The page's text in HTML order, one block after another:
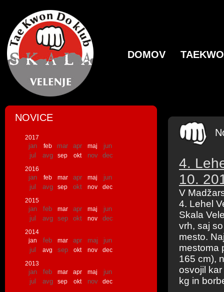
DOMOV
NOVICE
2017
jan feb mar apr maj
jun
jul
avg sep okt nov dec
2016
jan feb mar apr maj
jun
jul
avg sep okt nov
dec
2015
jan feb mar apr maj
jun
jul
avg sep okt nov dec
2014
jan
feb mar apr maj
jun
jul
avg sep okt nov
dec
2013
jan feb mar apr maj
jun
jul
avg sep okt nov
dec
4.
10.
V
4. Lehel
Skala
vrh, saj
mesto.
mestoma
165 cm),
osvojil
kg in